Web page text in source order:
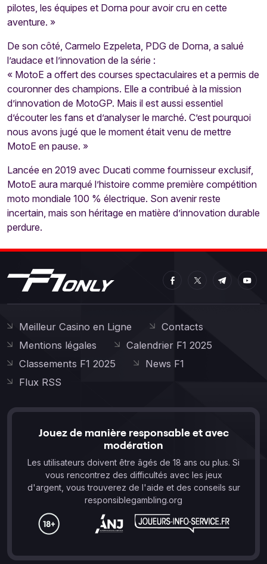
pilotes, les équipes et Dorna pour avoir cru en cette
aventure. »
De son côté, Carmelo Ezpeleta, PDG de Dorna, a salué
l’audace et l’innovation de la série :
« MotoE a offert des courses spectaculaires et a permis de
couronner des champions. Elle a contribué à la mission
d’innovation de MotoGP. Mais il est aussi essentiel
d’écouter les fans et d’analyser le marché. C’est pourquoi
nous avons jugé que le moment était venu de mettre
MotoE en pause. »
Lancée en 2019 avec Ducati comme fournisseur exclusif,
MotoE aura marqué l’histoire comme première compétition
moto mondiale 100 % électrique. Son avenir reste
incertain, mais son héritage en matière d’innovation durable
perdure.
Meilleur Casino en Ligne
Contacts
Mentions légales
Calendrier F1 2025
Classements F1 2025
News F1
Flux RSS
Jouez de manière responsable et avec
modération
Les utilisateurs doivent être âgés de 18 ans ou plus. Si
vous rencontrez des difficultés avec les jeux
d'argent, vous trouverez de l'aide et des conseils sur
responsiblegambling.org